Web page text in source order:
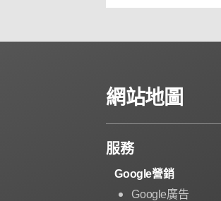
網站地圖
服務
Google營銷
Google廣告